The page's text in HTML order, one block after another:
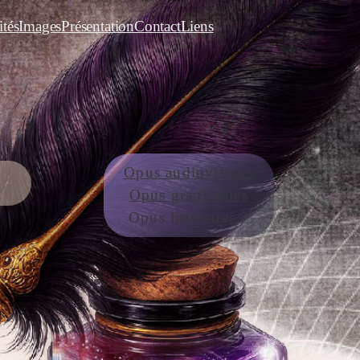
ImagesPrésentationContactLiens
Opus audiovisuels
Opus graphiques
Opus littéraires